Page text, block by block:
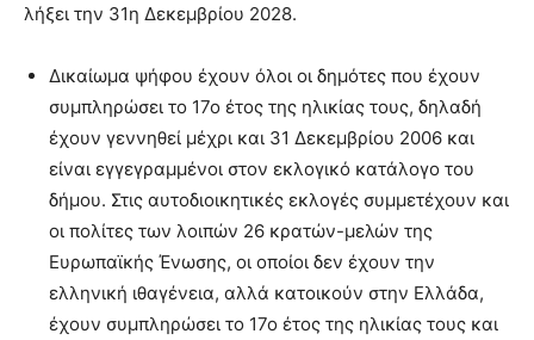
λήξει την 31η Δεκεμβρίου 2028.
Δικαίωμα ψήφου έχουν όλοι οι δημότες που έχουν
συμπληρώσει το 17ο έτος της ηλικίας τους, δηλαδή
έχουν γεννηθεί μέχρι και 31 Δεκεμβρίου 2006 και
είναι εγγεγραμμένοι στον εκλογικό κατάλογο του
δήμου. Στις αυτοδιοικητικές εκλογές συμμετέχουν και
οι πολίτες των λοιπών 26 κρατών-μελών της
Ευρωπαϊκής Ένωσης, οι οποίοι δεν έχουν την
ελληνική ιθαγένεια, αλλά κατοικούν στην Ελλάδα,
έχουν συμπληρώσει το 17ο έτος της ηλικίας τους και